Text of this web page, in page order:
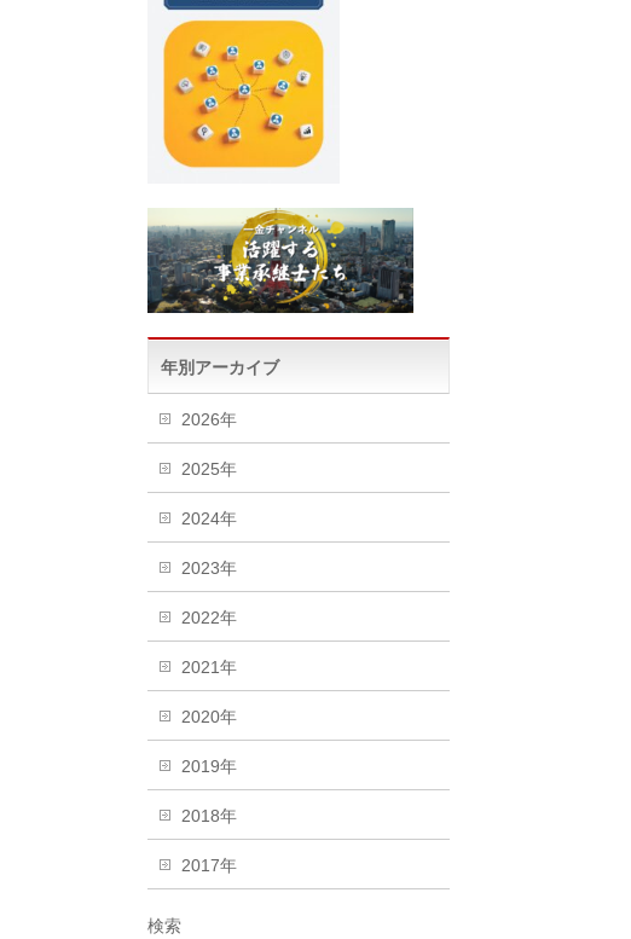
年別アーカイブ
2026年
2025年
2024年
2023年
2022年
2021年
2020年
2019年
2018年
2017年
検索